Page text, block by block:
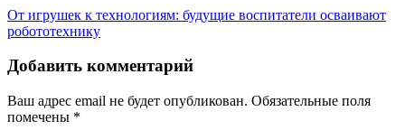
От игрушек к технологиям: будущие воспитатели осваивают
робототехнику
Добавить комментарий
Ваш адрес email не будет опубликован. Обязательные поля
помечены *